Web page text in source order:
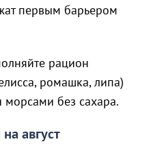
первым барьером
рацион
ромашка, липа)
без сахара.
август